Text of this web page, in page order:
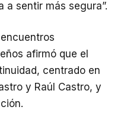
a sentir más segura”.
afirmó que el
centrado en
y Raúl Castro, y